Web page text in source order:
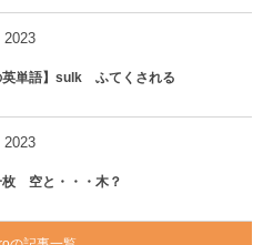
2023
英単語】sulk ふてくされる
2023
枚 空と・・・木？